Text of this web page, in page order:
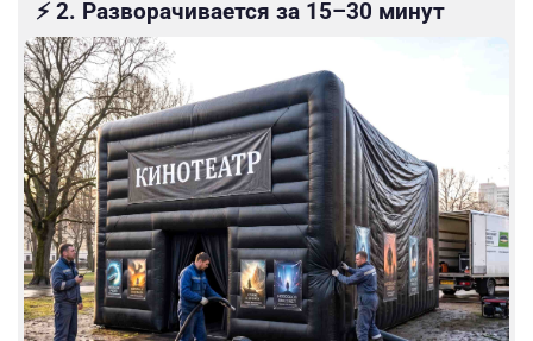
⚡ 2. Разворачивается за 15–30 минут